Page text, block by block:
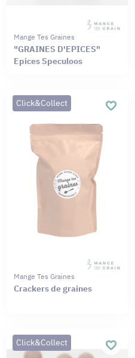
Mange Tes Graines
"GRAINES D'EPICES"
Epices Speculoos
Click&Collect
Mange Tes Graines
Crackers de graines
Click&Collect